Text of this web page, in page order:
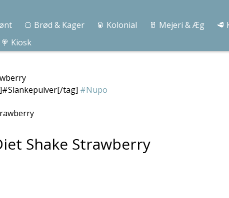
🍞 Brød & Kager 🥫 Kolonial 🥛 Mejeri & Æg 🥩
🍭 Kiosk
tag] #Nupo
Shake Strawberry